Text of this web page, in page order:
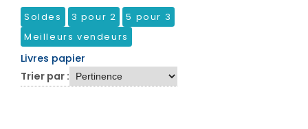
Soldes 3 pour 2
5 pour 3
Meilleurs vendeurs
Livres papier
Trier par :